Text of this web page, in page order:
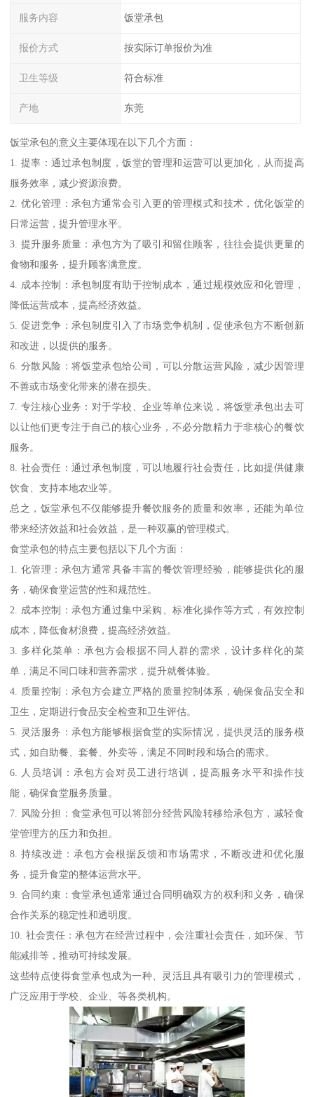
服务内容 饭堂承包
报价方式 按实际订单报价为准
卫生等级 符合标准
产地 东莞
饭堂承包的意义主要体现在以下几个方面：
1. 提率：通过承包制度，饭堂的管理和运营可以更加化，从而提高
服务效率，减少资源浪费。
2. 优化管理：承包方通常会引入更的管理模式和技术，优化饭堂的
日常运营，提升管理水平。
3. 提升服务质量：承包方为了吸引和留住顾客，往往会提供更量的
食物和服务，提升顾客满意度。
4. 成本控制：承包制度有助于控制成本，通过规模效应和化管理，
降低运营成本，提高经济效益。
5. 促进竞争：承包制度引入了市场竞争机制，促使承包方不断创新
和改进，以提供的服务。
6. 分散风险：将饭堂承包给公司，可以分散运营风险，减少因管理
不善或市场变化带来的潜在损失。
7. 专注核心业务：对于学校、企业等单位来说，将饭堂承包出去可
以让他们更专注于自己的核心业务，不必分散精力于非核心的餐饮
服务。
8. 社会责任：通过承包制度，可以地履行社会责任，比如提供健康
饮食、支持本地农业等。
总之，饭堂承包不仅能够提升餐饮服务的质量和效率，还能为单位
带来经济效益和社会效益，是一种双赢的管理模式。
食堂承包的特点主要包括以下几个方面：
1. 化管理：承包方通常具备丰富的餐饮管理经验，能够提供化的服
务，确保食堂运营的性和规范性。
2. 成本控制：承包方通过集中采购、标准化操作等方式，有效控制
成本，降低食材浪费，提高经济效益。
3. 多样化菜单：承包方会根据不同人群的需求，设计多样化的菜
单，满足不同口味和营养需求，提升就餐体验。
4. 质量控制：承包方会建立严格的质量控制体系，确保食品安全和
卫生，定期进行食品安全检查和卫生评估。
5. 灵活服务：承包方能够根据食堂的实际情况，提供灵活的服务模
式，如自助餐、套餐、外卖等，满足不同时段和场合的需求。
6. 人员培训：承包方会对员工进行培训，提高服务水平和操作技
能，确保食堂服务质量。
7. 风险分担：食堂承包可以将部分经营风险转移给承包方，减轻食
堂管理方的压力和负担。
8. 持续改进：承包方会根据反馈和市场需求，不断改进和优化服
务，提升食堂的整体运营水平。
9. 合同约束：食堂承包通常通过合同明确双方的权利和义务，确保
合作关系的稳定性和透明度。
10. 社会责任：承包方在经营过程中，会注重社会责任，如环保、节
能减排等，推动可持续发展。
这些特点使得食堂承包成为一种、灵活且具有吸引力的管理模式，
广泛应用于学校、企业、等各类机构。